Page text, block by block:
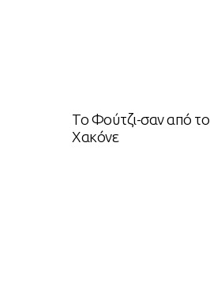
To Φούτζι-σαν από το
Χακόνε